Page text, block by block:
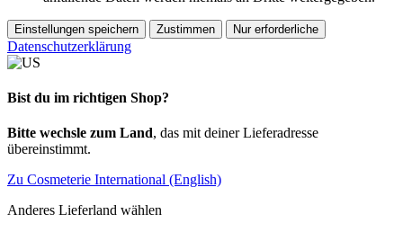
Einstellungen speichern Zustimmen Nur erforderliche
Datenschutzerklärung
Bist du im richtigen Shop?
Bitte wechsle zum Land, das mit deiner Lieferadresse
übereinstimmt.
Zu Cosmeterie International (English)
Anderes Lieferland wählen